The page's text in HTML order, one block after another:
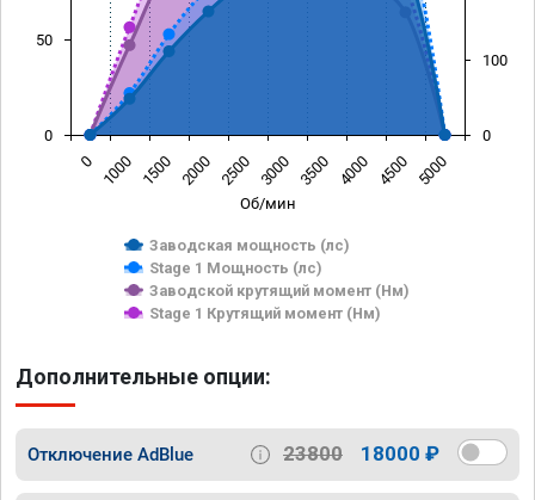
Об/мин
Заводская мощность (лс)
Stage 1 Мощность (лс)
Заводской крутящий момент (Нм)
Stage 1 Крутящий момент (Нм)
0 1000 1500 2000 2500 3000 3500 4000 4500 5000
0
50
0
100
Дополнительные опции:
Отключение AdBlue 23800 18000 ₽